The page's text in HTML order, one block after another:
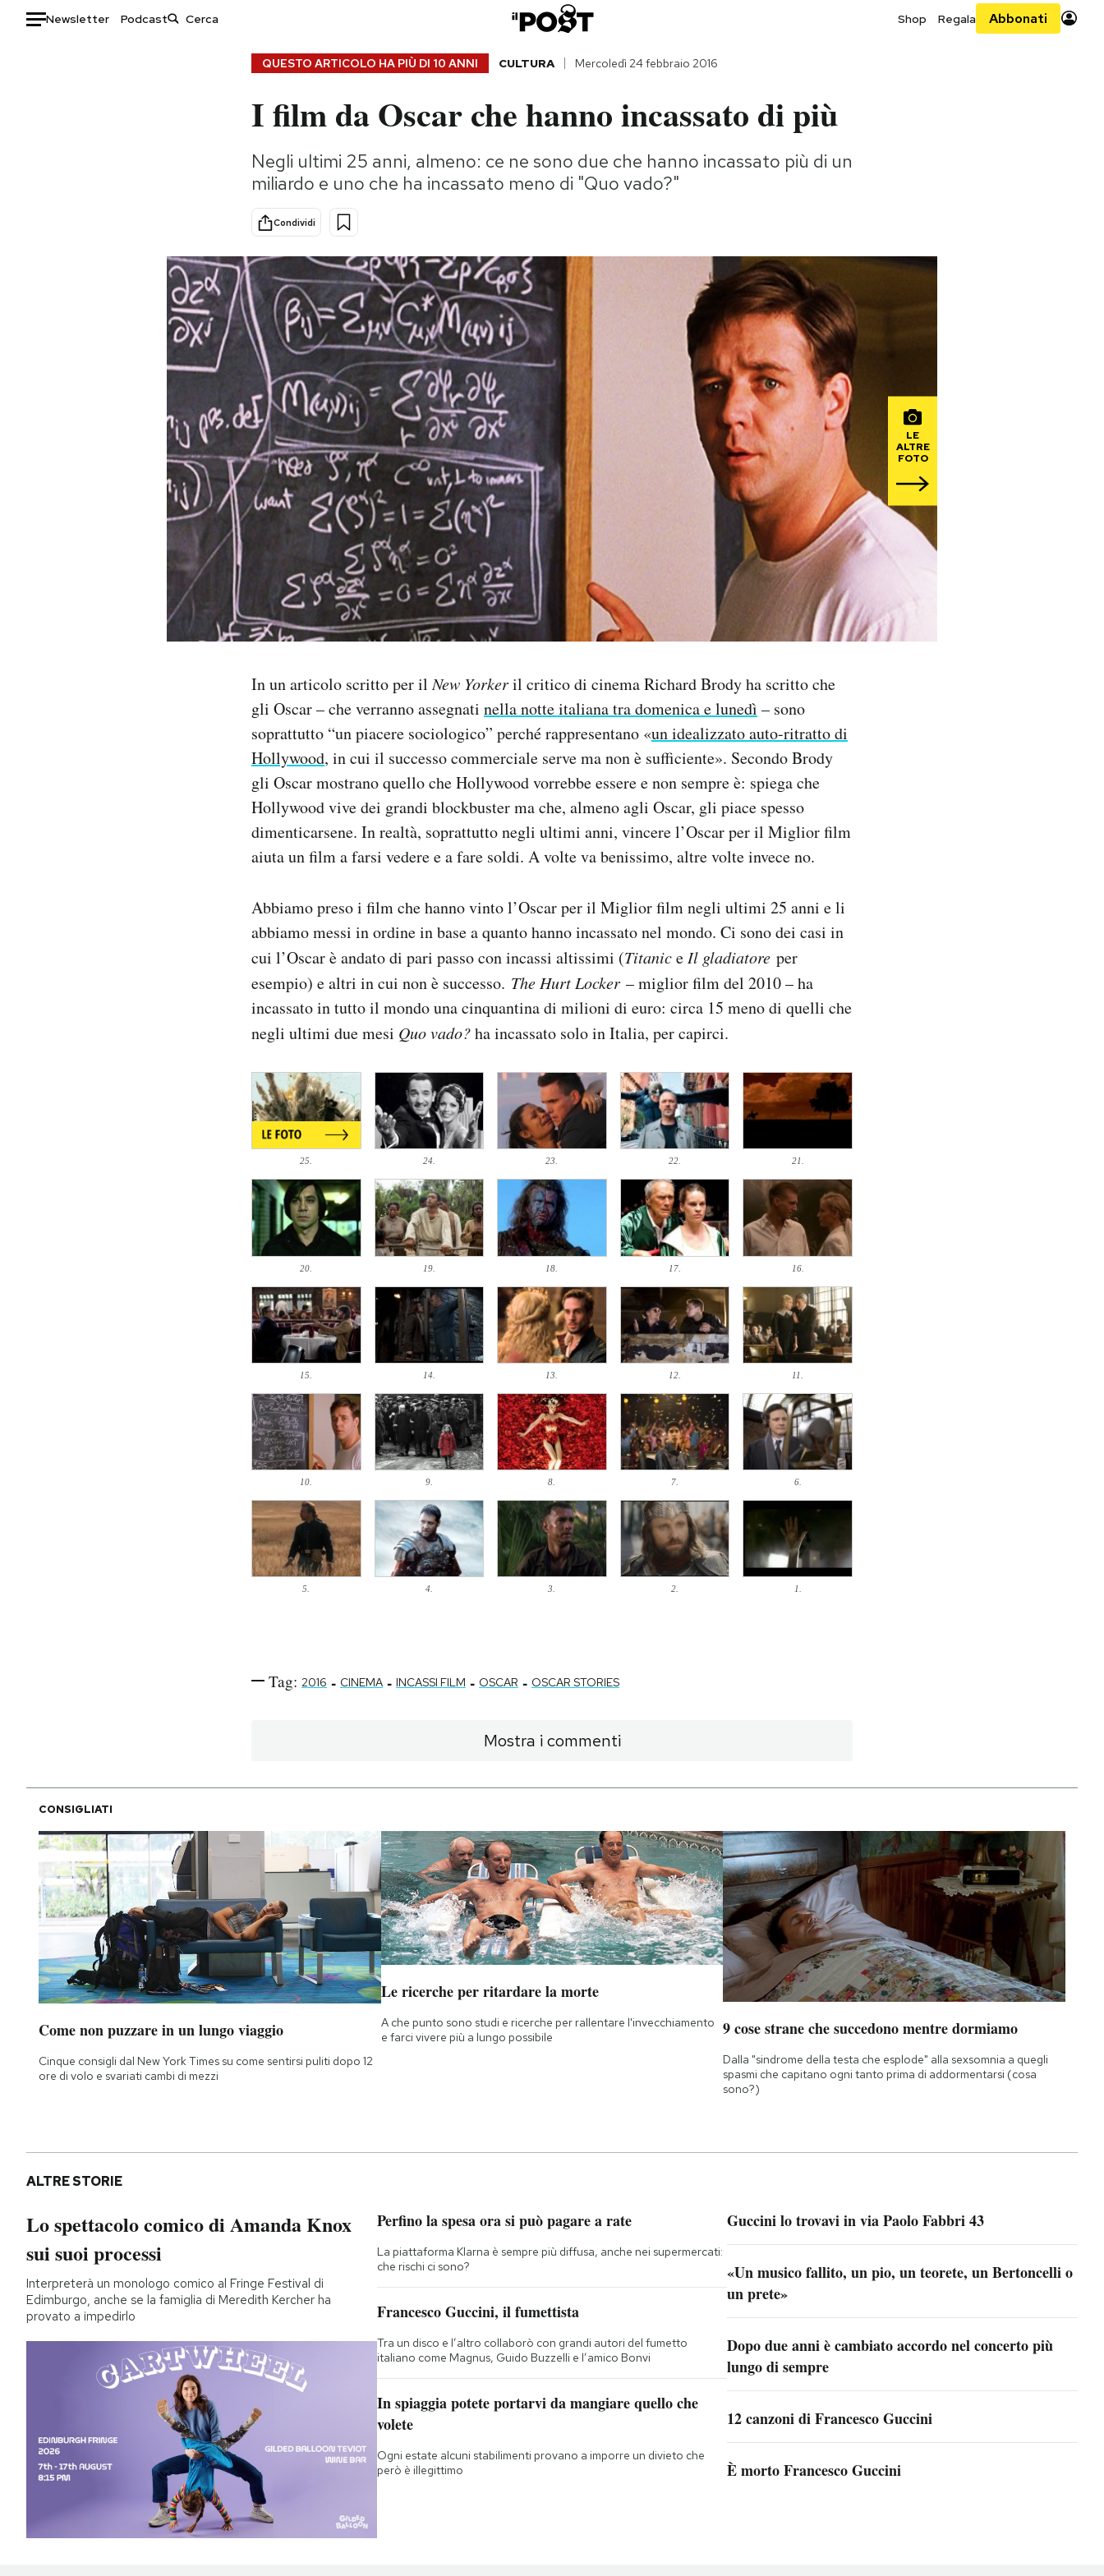
Newsletter Podcast Shop Regala Abbonati
Consumismi
Storie/Idee
Ok Boomer!
Media
Europa
Altrecose
Mondiali calcio 2026
QUESTO ARTICOLO HA PIÙ DI 10 ANNI CULTURA Mercoledì 24 febbraio 2016
I film da Oscar che hanno incassato di più
Negli ultimi 25 anni, almeno: ce ne sono due che hanno incassato più di un
miliardo e uno che ha incassato meno di "Quo vado?"
Condividi
LE
ALTRE
FOTO
In un articolo scritto per ilNew Yorkeril critico di cinema Richard Brody ha scritto che
gli Oscar – che verranno assegnati nella notte italiana tra domenica e lunedì – sono
soprattutto “un piacere sociologico” perché rappresentano «un idealizzato auto-ritratto di
Hollywood, in cui il successo commerciale serve ma non è sufficiente». Secondo Brody
gli Oscar mostrano quello che Hollywood vorrebbe essere e non sempre è: spiega che
Hollywood vive dei grandi blockbuster ma che, almeno agli Oscar, gli piace spesso
dimenticarsene. In realtà, soprattutto negli ultimi anni, vincere l’Oscar per il Miglior film
aiuta un film a farsi vedere e a fare soldi. A volte va benissimo, altre volte invece no.
Abbiamo preso i film che hanno vinto l’Oscar per il Miglior film negli ultimi 25 anni e li
abbiamo messi in ordine in base a quanto hanno incassato nel mondo. Ci sono dei casi in
cui l’Oscar è andato di pari passo con incassi altissimi (TitaniceIl gladiatore per
esempio) e altri in cui non è successo. The Hurt Locker – miglior film del 2010 – ha
incassato in tutto il mondo una cinquantina di milioni di euro: circa 15 meno di quelli che
negli ultimi due mesi Quo vado?ha incassato solo in Italia, per capirci.
25. 24. 23. 22. 21.
20. 19. 18. 17. 16.
15. 14. 13. 12. 11.
10. 9. 8. 7. 6.
5. 4. 3. 2. 1.
Tag: 2016 - CINEMA - INCASSI FILM - OSCAR - OSCAR STORIES
Mostra i commenti
CONSIGLIATI
Come non puzzare in un lungo viaggio
Cinque consigli dal New York Times su come sentirsi puliti dopo 12
ore di volo e svariati cambi di mezzi
Le ricerche per ritardare la morte
A che punto sono studi e ricerche per rallentare l'invecchiamento
e farci vivere più a lungo possibile
9 cose strane che succedono mentre dormiamo
Dalla "sindrome della testa che esplode" alla sexsomnia a quegli
spasmi che capitano ogni tanto prima di addormentarsi (cosa
sono?)
ALTRE STORIE
Lo spettacolo comico di Amanda Knox
sui suoi processi
Interpreterà un monologo comico al Fringe Festival di
Edimburgo, anche se la famiglia di Meredith Kercher ha
provato a impedirlo
Perfino la spesa ora si può pagare a rate
La piattaforma Klarna è sempre più diffusa, anche nei supermercati:
che rischi ci sono?
Francesco Guccini, il fumettista
Tra un disco e l’altro collaborò con grandi autori del fumetto
italiano come Magnus, Guido Buzzelli e l’amico Bonvi
In spiaggia potete portarvi da mangiare quello che
volete
Ogni estate alcuni stabilimenti provano a imporre un divieto che
però è illegittimo
Guccini lo trovavi in via Paolo Fabbri 43
«Un musico fallito, un pio, un teorete, un Bertoncelli o
un prete»
Dopo due anni è cambiato accordo nel concerto più
lungo di sempre
12 canzoni di Francesco Guccini
È morto Francesco Guccini